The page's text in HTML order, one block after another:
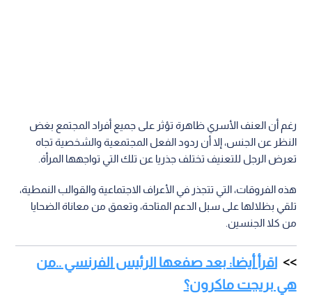
رغم أن العنف الأسري ظاهرة تؤثر على جميع أفراد المجتمع بغض
النظر عن الجنس، إلا أن ردود الفعل المجتمعية والشخصية تجاه
تعرض الرجل للتعنيف تختلف جذريا عن تلك التي تواجهها المرأة.
هذه الفروقات، التي تتجذر في الأعراف الاجتماعية والقوالب النمطية،
تلقي بظلالها على سبل الدعم المتاحة، وتعمق من معاناة الضحايا
من كلا الجنسين.
اقرأ أيضا: بعد صفعها الرئيس الفرنسي ..من
هي بريجت ماكرون؟